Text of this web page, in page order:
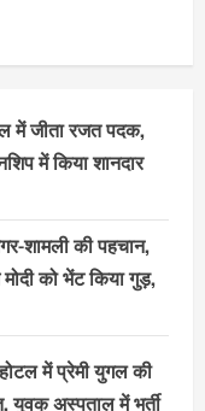
में जीता रजत पदक,
में किया शानदार
शामली की पहचान,
को भेंट किया गुड़,
में प्रेमी युगल की
युवक अस्पताल में भर्ती